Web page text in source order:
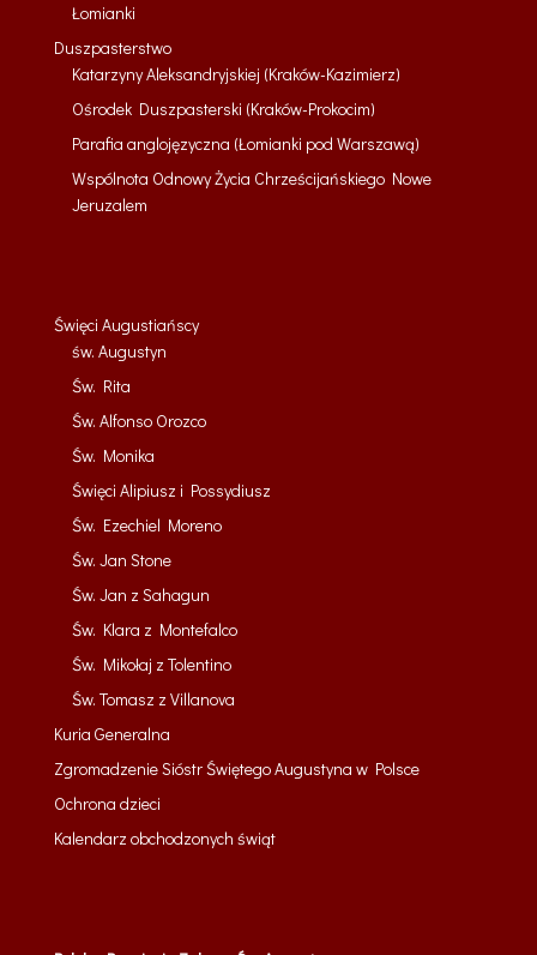
Łomianki
Duszpasterstwo
Katarzyny Aleksandryjskiej (Kraków-Kazimierz)
Ośrodek Duszpasterski (Kraków-Prokocim)
Parafia anglojęzyczna (Łomianki pod Warszawą)
Wspólnota Odnowy Życia Chrześcijańskiego Nowe
Jeruzalem
Święci Augustiańscy
św. Augustyn
Św. Rita
Św. Alfonso Orozco
Św. Monika
Święci Alipiusz i Possydiusz
Św. Ezechiel Moreno
Św. Jan Stone
Św. Jan z Sahagun
Św. Klara z Montefalco
Św. Mikołaj z Tolentino
Św. Tomasz z Villanova
Kuria Generalna
Zgromadzenie Sióstr Świętego Augustyna w Polsce
Ochrona dzieci
Kalendarz obchodzonych świąt